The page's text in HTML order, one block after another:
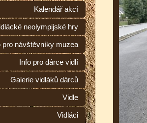
Kalendář akcí
neolympijské hry
pro návštěvníky muzea
Info pro dárce vidlí
Galerie vidláků dárců
Vidle
Vidláci